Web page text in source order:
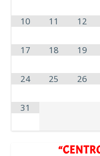
10 11 12
17 18 19
24 25 26
31